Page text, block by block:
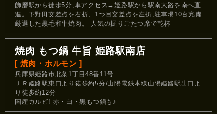
飾磨駅から徒歩5分,車アクセス→姫路駅から駅南大路を南へ直
進。下野田交差点を右折、1つ目交差点を左折,駐車場10台完備
厳選した黒毛和牛焼肉。 人気の掘りごたつ席で乾杯
焼肉 もつ鍋 牛旨 姫路駅南店
[ 焼肉・ホルモン ]
兵庫県姫路市北条1丁目48番11号
ＪＲ姫路駅東口より徒歩約5分/山陽電鉄本線山陽姫路駅出口よ
り徒歩約12分
国産カルビ! 赤・白・黒もつ鍋も♪